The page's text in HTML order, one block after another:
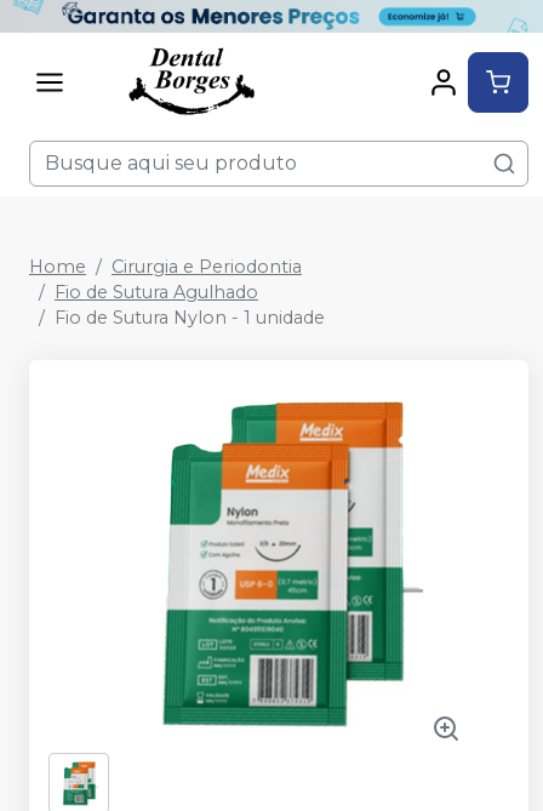
Home
Cirurgia e Periodontia
Fio de Sutura Agulhado
Fio de Sutura Nylon - 1 unidade